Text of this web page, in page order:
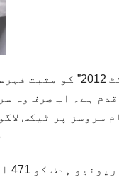
نئے بل کے تحت "پنجاب سیلز
ہے۔ اب صرف وہ
سروسز پر ٹیکس